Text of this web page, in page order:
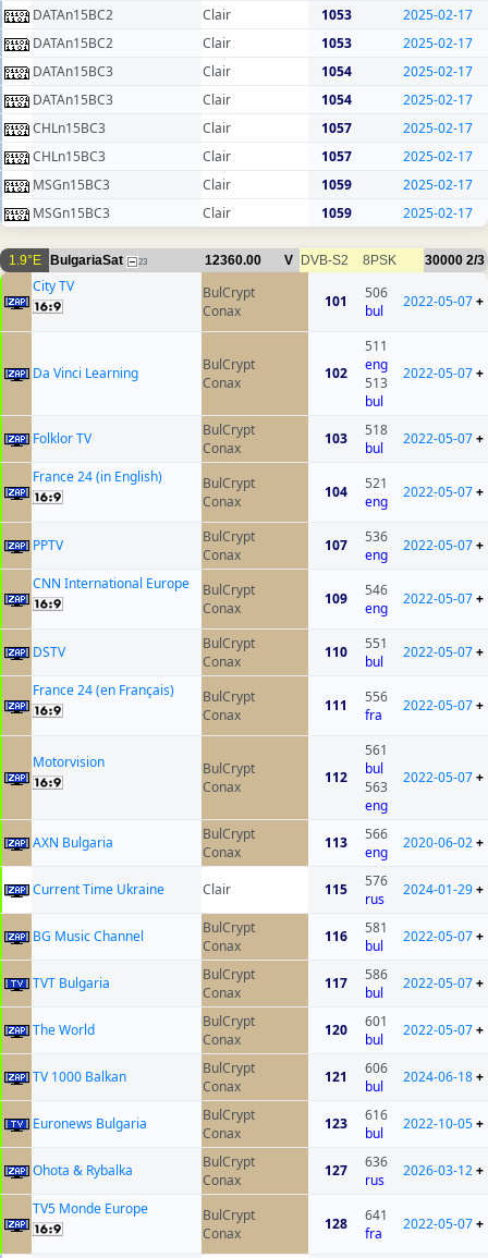
DATAn15BC2
Clair 1053
2025-02-17
DATAn15BC2
Clair 1053
2025-02-17
DATAn15BC3
Clair 1054
2025-02-17
DATAn15BC3
Clair 1054
2025-02-17
CHLn15BC3
Clair 1057
2025-02-17
CHLn15BC3
Clair 1057
2025-02-17
MSGn15BC3
Clair 1059
2025-02-17
MSGn15BC3
Clair 1059 2025-02-17
1.9°E BulgariaSat 23 12360.00 V DVB-S2 8PSK 30000 2/3
City TV
BulCrypt
Conax
101
506
bul
2022-05-07+
Da Vinci Learning
BulCrypt
Conax
102
511
eng
513
bul
2022-05-07+
Folklor TV
BulCrypt
Conax
103
518
bul
2022-05-07+
France 24 (in English)
BulCrypt
Conax
104
521
eng
2022-05-07+
PPTV
BulCrypt
Conax
107
536
eng
2022-05-07+
CNN International Europe
BulCrypt
Conax
109
546
eng
2022-05-07+
DSTV
BulCrypt
Conax
110
551
bul
2022-05-07+
France 24 (en Français)
BulCrypt
Conax
111
556
fra
2022-05-07+
Motorvision
BulCrypt
Conax
112
561
bul
563
eng
2022-05-07+
AXN Bulgaria
BulCrypt
Conax
113
566
eng
2020-06-02+
Current Time Ukraine Clair 115
576
rus
2024-01-29+
BG Music Channel
BulCrypt
Conax
116
581
bul
2022-05-07+
TVT Bulgaria
BulCrypt
Conax
117
586
bul
2022-05-07+
The World
BulCrypt
Conax
120
601
bul
2022-05-07+
TV 1000 Balkan
BulCrypt
Conax
121
606
bul
2024-06-18+
Euronews Bulgaria
BulCrypt
Conax
123
616
bul
2022-10-05+
Ohota & Rybalka
BulCrypt
Conax
127
636
rus
2026-03-12+
TV5 Monde Europe
BulCrypt
Conax
128
641
fra
2022-05-07+